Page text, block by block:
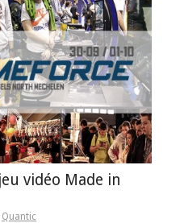
vidéo Made in
Quantic